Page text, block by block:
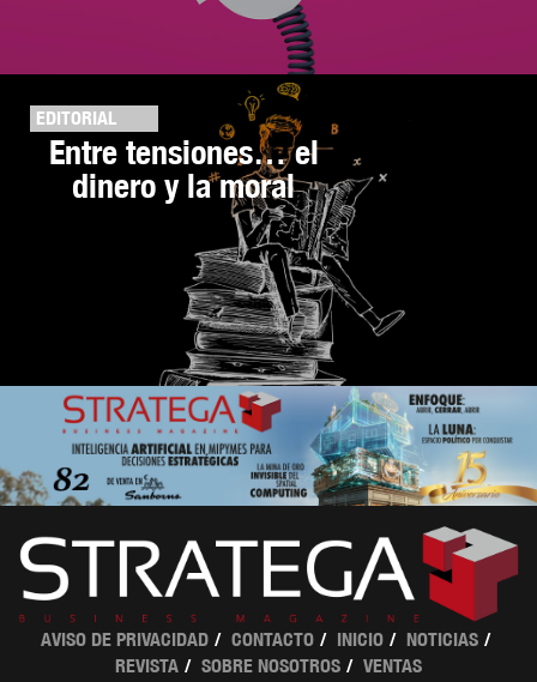
EDITORIAL
Entre tensiones… el
dinero y la moral
AVISO DE PRIVACIDAD CONTACTO INICIO
NOTICIAS
REVISTA
SOBRE NOSOTROS VENTAS